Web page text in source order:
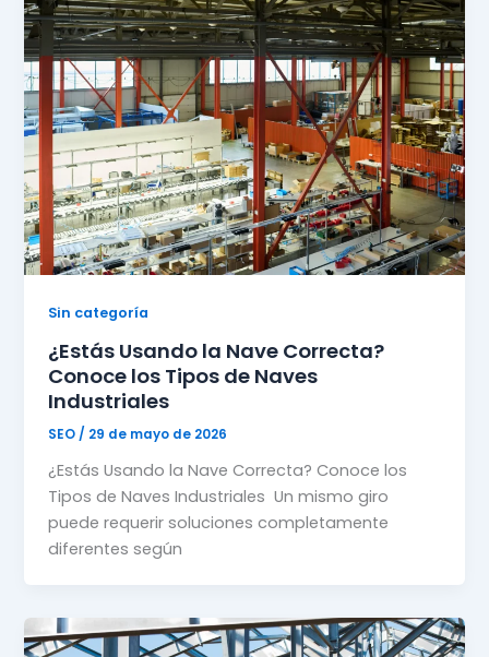
Sin categoría
¿Estás Usando la Nave Correcta?
Conoce los Tipos de Naves
Industriales
SEO / 29 de mayo de 2026
¿Estás Usando la Nave Correcta? Conoce los
Tipos de Naves Industriales Un mismo giro
puede requerir soluciones completamente
diferentes según